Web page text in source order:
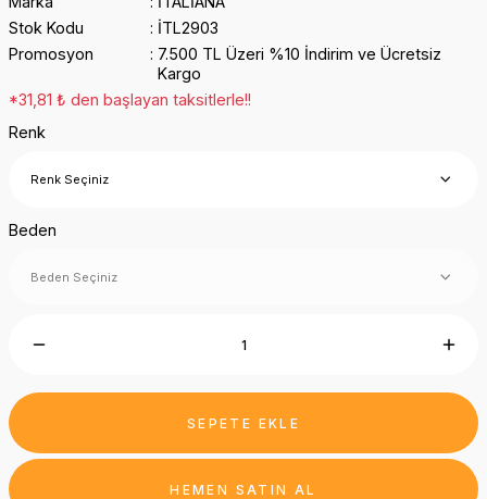
Stok Kodu
İTL2903
Promosyon
7.500 TL Üzeri %10 İndirim ve Ücretsiz
Kargo
*31,81 ₺ den başlayan taksitlerle!!
Renk
Beden
SEPETE EKLE
HEMEN SATIN AL